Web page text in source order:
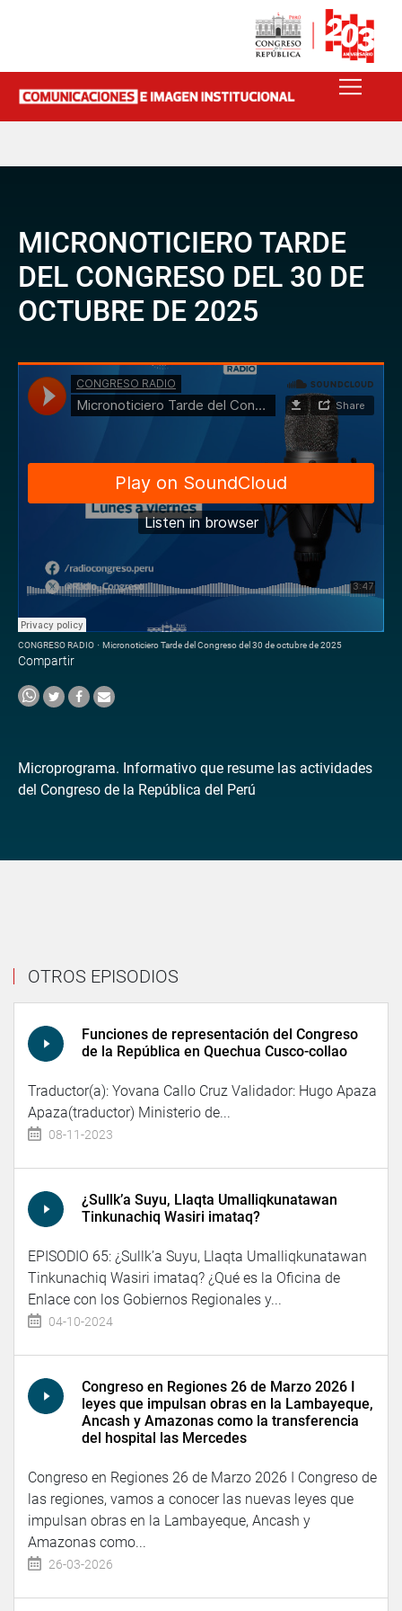
MICRONOTICIERO TARDE
DEL CONGRESO DEL 30 DE
OCTUBRE DE 2025
CONGRESO RADIO · Micronoticiero Tarde del Congreso del 30 de octubre de 2025
Compartir
Microprograma. Informativo que resume las actividades
del Congreso de la República del Perú
OTROS EPISODIOS
Funciones de representación del Congreso
de la República en Quechua Cusco-collao
Traductor(a): Yovana Callo Cruz Validador: Hugo Apaza
Apaza(traductor) Ministerio de...
08-11-2023
¿Sullk’a Suyu, Llaqta Umalliqkunatawan
Tinkunachiq Wasiri imataq?
EPISODIO 65: ¿Sullk’a Suyu, Llaqta Umalliqkunatawan
Tinkunachiq Wasiri imataq? ¿Qué es la Oficina de
Enlace con los Gobiernos Regionales y...
04-10-2024
Congreso en Regiones 26 de Marzo 2026 I
leyes que impulsan obras en la Lambayeque,
Ancash y Amazonas como la transferencia
del hospital las Mercedes
Congreso en Regiones 26 de Marzo 2026 I Congreso de
las regiones, vamos a conocer las nuevas leyes que
impulsan obras en la Lambayeque, Ancash y
Amazonas como...
26-03-2026